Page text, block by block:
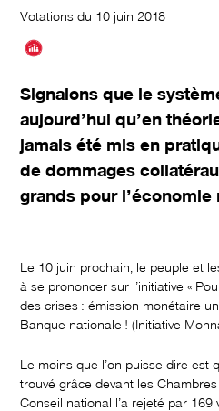
Votations du 10 juin 2018
Signalons que le
aujourd’hui qu’en
jamais été mis en
de dommages
grands pour l’économie
Le 10 juin prochain, le peuple et
à se prononcer sur l’initiative «
des crises : émission monétaire
Banque nationale ! (Initiative
Le moins que l’on puisse dire est
trouvé grâce devant les
Conseil national l’a rejeté par 169